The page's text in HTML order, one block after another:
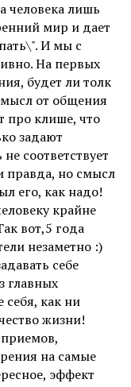
человека лишь
мир и дает
И мы с
На первых
будет ли толк
от общения
про клише, что
задают
соответствует
правда, но смысл
его, как надо!
крайне
вот,5 года
незаметно :)
себе
главных
себя, как ни
жизни!
на самые
эффект